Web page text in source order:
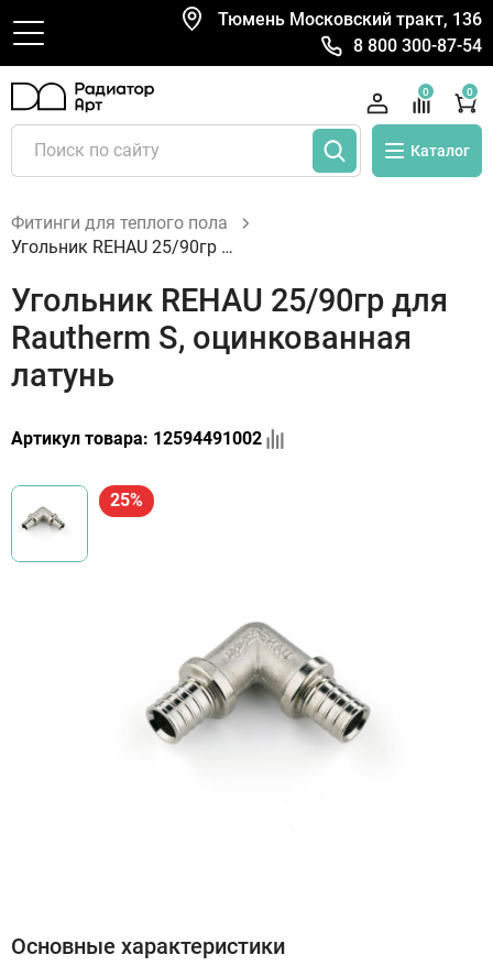
Тюмень Московский тракт, 136
8 800 300-87-54
Каталог
0 0
Фитинги для теплого пола
Угольник REHAU 25/90гр для Rautherm S, оцинкованная латунь
Угольник REHAU 25/90гр для
Rautherm S, оцинкованная
латунь
Артикул товара: 12594491002
25%
Основные характеристики